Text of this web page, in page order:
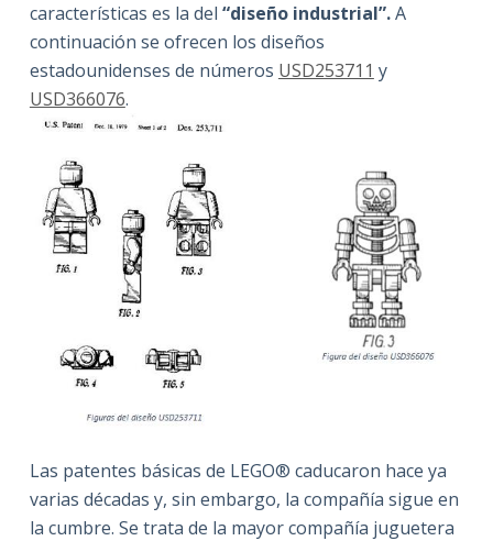
características es la del “diseño industrial”.A
continuación se ofrecen los diseños
estadounidenses de números USD253711 y
USD366076.
Las patentes básicas de LEGO® caducaron hace ya
varias décadas y, sin embargo, la compañía sigue en
la cumbre. Se trata de la mayor compañía juguetera